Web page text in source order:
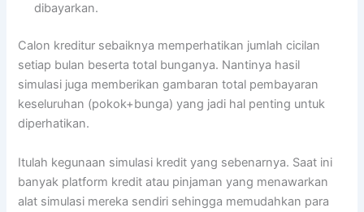
dibayarkan.
Calon kreditur sebaiknya memperhatikan jumlah cicilan
setiap bulan beserta total bunganya. Nantinya hasil
simulasi juga memberikan gambaran total pembayaran
keseluruhan (pokok+bunga) yang jadi hal penting untuk
diperhatikan.
Itulah kegunaan simulasi kredit yang sebenarnya. Saat ini
banyak platform kredit atau pinjaman yang menawarkan
alat simulasi mereka sendiri sehingga memudahkan para